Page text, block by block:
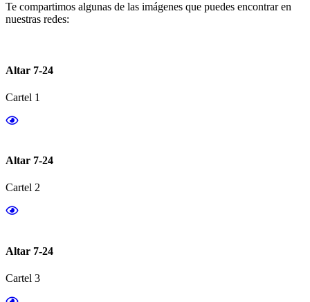
Te compartimos algunas de las imágenes que puedes encontrar en
nuestras redes:
Altar 7-24
Cartel 1
Altar 7-24
Cartel 2
Altar 7-24
Cartel 3